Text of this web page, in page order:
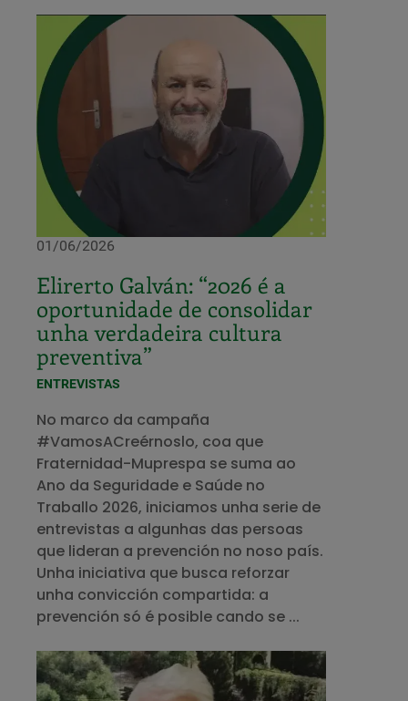
01/06/2026
Elirerto Galván: “2026 é a
oportunidade de consolidar
unha verdadeira cultura
preventiva”
ENTREVISTAS
No marco da campaña
#VamosACreérnoslo, coa que
Fraternidad-Muprespa se suma ao
Ano da Seguridade e Saúde no
Traballo 2026, iniciamos unha serie de
entrevistas a algunhas das persoas
que lideran a prevención no noso país.
Unha iniciativa que busca reforzar
unha convicción compartida: a
prevención só é posible cando se ...